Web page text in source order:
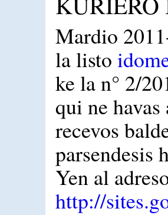
Mardio
la listo
ke la n° 2/
qui ne
recevos
parsendesis
Yen al
http://